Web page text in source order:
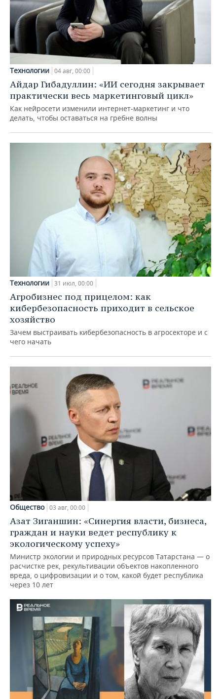
Технологии 04 авг, 00:00
Айдар Гибадуллин: «ИИ сегодня закрывает
практически весь маркетинговый цикл»
Как нейросети изменили интернет-маркетинг и что
делать, чтобы оставаться на гребне волны
Технологии 31 июл, 00:00
Агробизнес под прицелом: как
кибербезопасность приходит в сельское
хозяйство
Зачем выстраивать кибербезопасность в агросекторе и с
чего начать
Общество 03 авг, 00:00
Азат Зиганшин: «Синергия власти, бизнеса,
граждан и науки ведет республику к
экологическому успеху»
Министр экологии и природных ресурсов Татарстана — о
расчистке рек, рекультивации объектов накопленного
вреда, о цифровизации и о том, какой будет республика
через 10 лет